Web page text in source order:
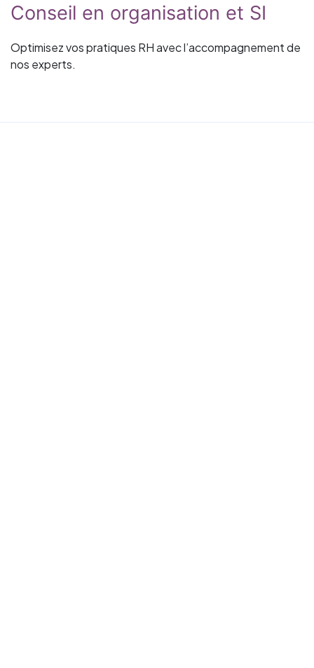
Conseil en organisation et SI
Optimisez vos pratiques RH avec l’accompagnement de
nos experts.